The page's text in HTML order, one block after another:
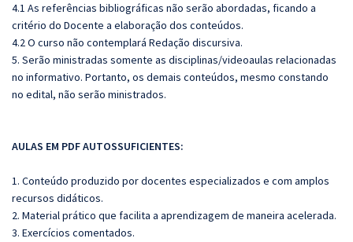
4.1 As referências bibliográficas não serão abordadas, ficando a
critério do Docente a elaboração dos conteúdos.
4.2 O curso não contemplará Redação discursiva.
5. Serão ministradas somente as disciplinas/videoaulas relacionadas
no informativo. Portanto, os demais conteúdos, mesmo constando
no edital, não serão ministrados.
AULAS EM PDF AUTOSSUFICIENTES:
1. Conteúdo produzido por docentes especializados e com amplos
recursos didáticos.
2. Material prático que facilita a aprendizagem de maneira acelerada.
3. Exercícios comentados.